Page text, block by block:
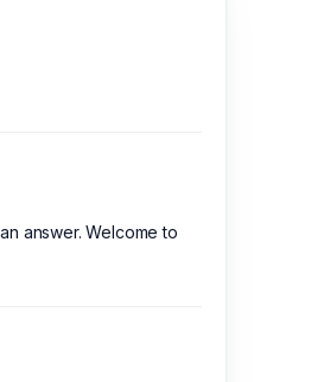
answer. Welcome to